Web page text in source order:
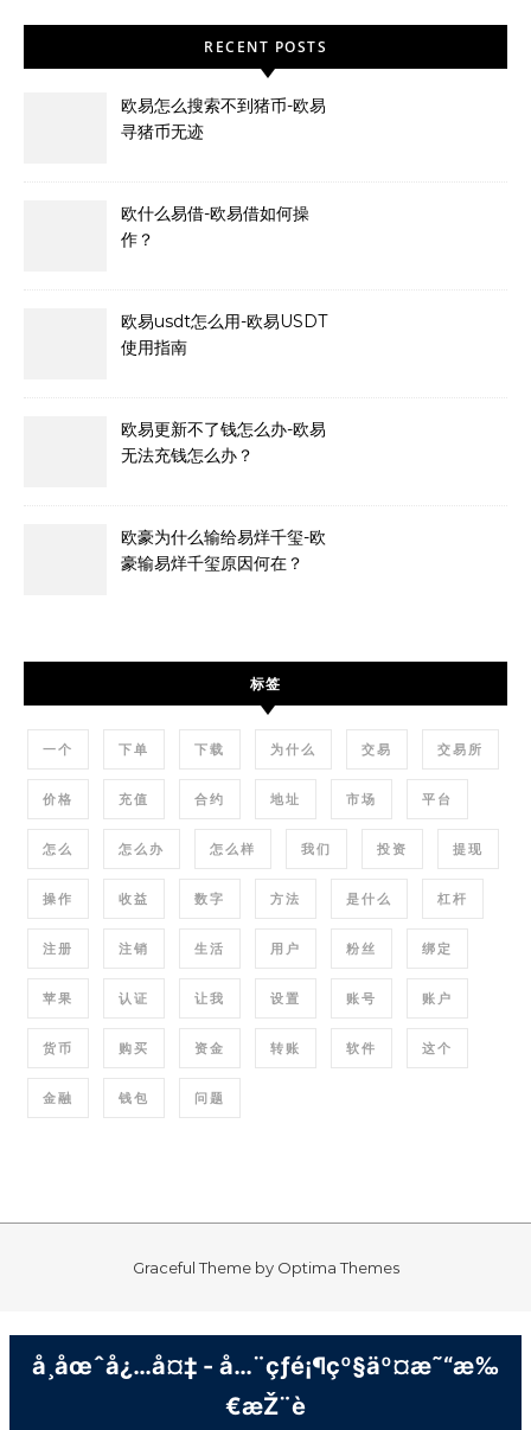
RECENT POSTS
欧易怎么搜索不到猪币-欧易
寻猪币无迹
欧什么易借-欧易借如何操
作？
欧易usdt怎么用-欧易USDT
使用指南
欧易更新不了钱怎么办-欧易
无法充钱怎么办？
欧豪为什么输给易烊千玺-欧
豪输易烊千玺原因何在？
标签
一个 下单 下载 为什么 交易 交易所
价格 充值 合约 地址 市场 平台
怎么 怎么办 怎么样 我们 投资 提现
操作 收益 数字 方法 是什么 杠杆
注册 注销 生活 用户 粉丝 绑定
苹果 认证 让我 设置 账号 账户
货币 购买 资金 转账 软件 这个
金融 钱包 问题
Graceful Theme by Optima Themes